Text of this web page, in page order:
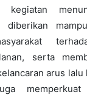
kegiatan
diberikan
serta
arus lalu